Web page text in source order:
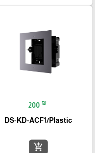
200 ₪
DS-KD-ACF1/Plastic
add_shopping_cart